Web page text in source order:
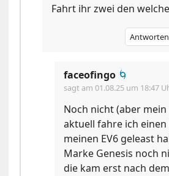
Fahrt ihr zwei den
Antworten
faceofingo 🌀
sagt am01.08.25 um 18:47
Noch nicht (aber
aktuell fahre ich einen
meinen EV6 geleast
Marke Genesis noch
die kam erst nach dem